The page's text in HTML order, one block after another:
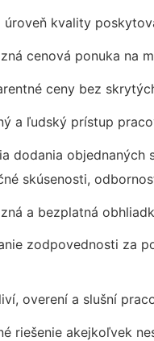
úroveň kvality
cenová ponuka na
ceny bez
a ľudský prístup
dodania objednaných
skúsenosti,
a bezplatná
zodpovednosti za
overení a slušní
riešenie akejkoľvek